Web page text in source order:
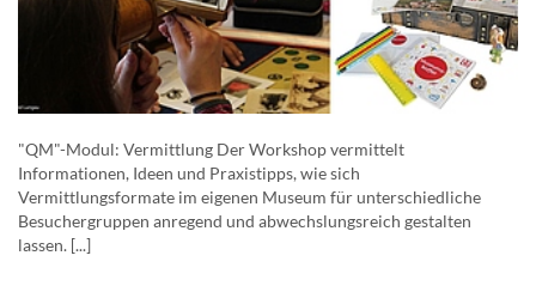
"QM"-Modul: Vermittlung Der Workshop vermittelt
Informationen, Ideen und Praxistipps, wie sich
Vermittlungsformate im eigenen Museum für unterschiedliche
Besuchergruppen anregend und abwechslungsreich gestalten
lassen. [...]